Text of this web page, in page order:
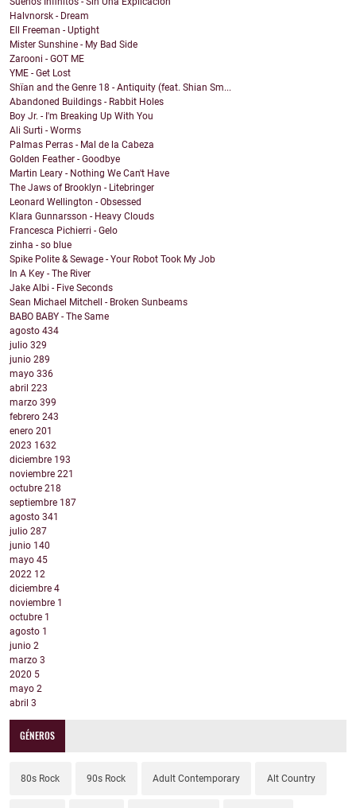
Halvnorsk - Dream
Ell Freeman - Uptight
Mister Sunshine - My Bad Side
Zarooni - GOT ME
YME - Get Lost
Shïan and the Genre 18 - Antiquity (feat. Shian Sm...
Abandoned Buildings - Rabbit Holes
Boy Jr. - I'm Breaking Up With You
Ali Surti - Worms
Palmas Perras - Mal de la Cabeza
Golden Feather - Goodbye
Martin Leary - Nothing We Can't Have
The Jaws of Brooklyn - Litebringer
Leonard Wellington - Obsessed
Klara Gunnarsson - Heavy Clouds
Francesca Pichierri - Gelo
zinha - so blue
Spike Polite & Sewage - Your Robot Took My Job
In A Key - The River
Jake Albi - Five Seconds
Sean Michael Mitchell - Broken Sunbeams
BABO BABY - The Same
agosto 434
julio 329
junio 289
mayo 336
abril 223
marzo 399
febrero 243
enero 201
2023 1632
diciembre 193
noviembre 221
octubre 218
septiembre 187
agosto 341
julio 287
junio 140
mayo 45
2022 12
diciembre 4
noviembre 1
octubre 1
agosto 1
junio 2
marzo 3
2020 5
mayo 2
abril 3
GÉNEROS
80s Rock 90s Rock Adult Contemporary Alt Country